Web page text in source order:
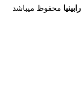
رابینیا محفوظ میباشد